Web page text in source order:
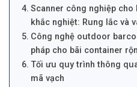
Scanner công nghiệp
khắc nghiệt: Rung lắc và
Công nghệ outdoor
pháp cho bãi container
Tối ưu quy trình thông
mã vạch